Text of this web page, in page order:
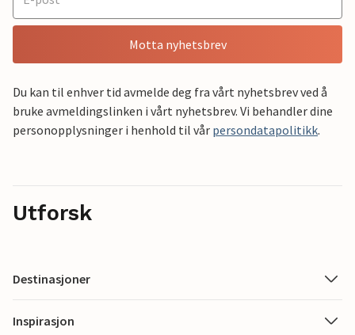
Motta nyhetsbrev
Du kan til enhver tid avmelde deg fra vårt nyhetsbrev ved å
bruke avmeldingslinken i vårt nyhetsbrev. Vi behandler dine
personopplysninger i henhold til vår persondatapolitikk.
Utforsk
Destinasjoner
Inspirasjon